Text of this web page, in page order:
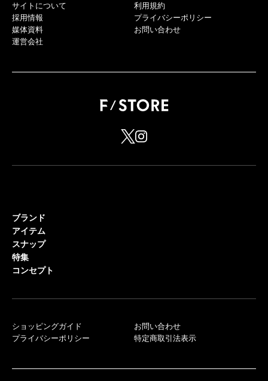
サイトについて
採用情報
媒体資料
運営会社
利用規約
プライバシーポリシー
お問い合わせ
ブランド
アイテム
スナップ
特集
コンセプト
ショッピングガイド
プライバシーポリシー
お問い合わせ
特定商取引法表示